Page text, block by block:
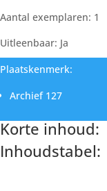
Aantal exemplaren: 1
Uitleenbaar: Ja
Plaatskenmerk:
Archief 127
Korte inhoud:
Inhoudstabel: